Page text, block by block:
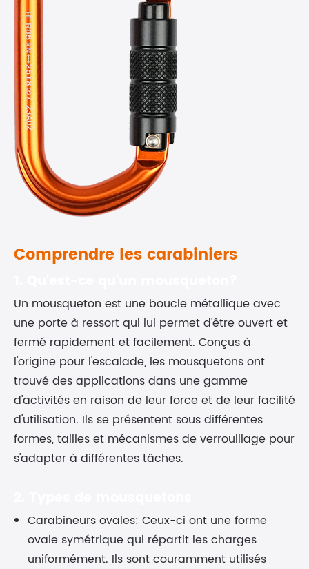
Comprendre les carabiniers
Un mousqueton est une boucle métallique avec
une porte à ressort qui lui permet d'être ouvert et
fermé rapidement et facilement. Conçus à
l'origine pour l'escalade, les mousquetons ont
trouvé des applications dans une gamme
d'activités en raison de leur force et de leur facilité
d'utilisation. Ils se présentent sous différentes
formes, tailles et mécanismes de verrouillage pour
s'adapter à différentes tâches.
Carabineurs ovales: Ceux-ci ont une forme
ovale symétrique qui répartit les charges
uniformément. Ils sont couramment utilisés